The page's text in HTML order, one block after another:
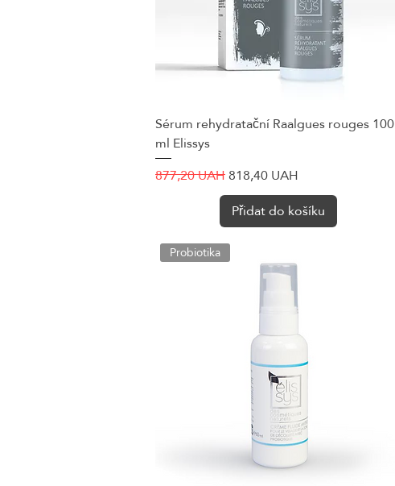
Rychlý náhled
Sérum rehydratační Raalgues rouges 100
ml Elissys
Běžná cena
877,20 UAHZvýhodněná cena
818,40 UAH
Přidat do košíku
Probiotika